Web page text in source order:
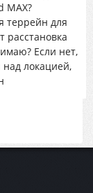
МАХ?
террейн для
расстановка
Если нет,
локацией,